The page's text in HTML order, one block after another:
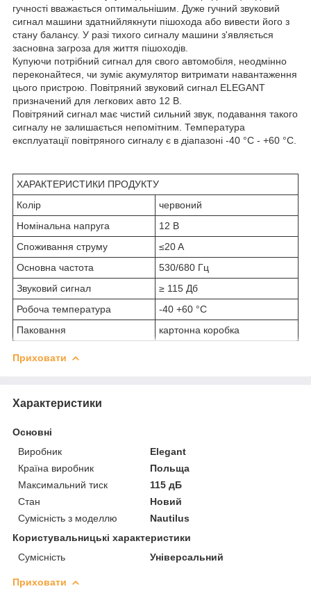
гучності вважається оптимальнішим. Дуже гучний звуковий
сигнал машини здатнийлякнути пішохода або вивести його з
стану балансу. У разі тихого сигналу машини з'являється
засновна загроза для життя пішоходів.
Купуючи потрібний сигнал для свого автомобіля, неодмінно
переконайтеся, чи зуміє акумулятор витримати навантаження
цього пристрою. Повітряний звуковий сигнал ELEGANT
призначений для легкових авто 12 В.
Повітряний сигнал має чистий сильний звук, подавання такого
сигналу не залишається непомітним. Температура
експлуатації повітряного сигналу є в діапазоні -40 °C - +60 °C.
ХАРАКТЕРИСТИКИ ПРОДУКТУ
Колір
червоний
Номінальна напруга
12 В
Споживання струму
≤20 A
Основна частота
530/680 Гц
Звуковий сигнал
≥ 115 Дб
Робоча температура
-40 +60 °C
Паковання
картонна коробка
Приховати
Характеристики
Основні
Виробник
Elegant
Країна виробник
Польща
Максимальний тиск
115 дБ
Стан
Новий
Сумісність з моделлю
Nautilus
Користувальницькі характеристики
Сумісність
Універсальний
Приховати